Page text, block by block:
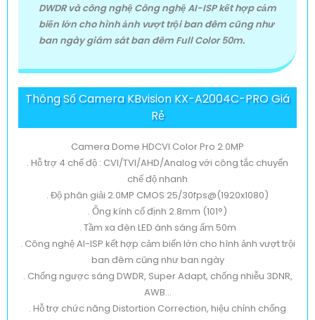
DWDR và công nghệ Công nghệ AI-ISP kết hợp cảm
biến lớn cho hình ảnh vượt trội ban đêm cũng như
ban ngày giám sát ban đêm Full Color 50m.
Thông Số Camera KBvision KX-A2004C-PRO Giá
Rẻ
Camera Dome HDCVI Color Pro 2.0MP
. Hỗ trợ 4 chế độ : CVI/TVI/AHD/Analog với công tắc chuyển
chế độ nhanh
. Độ phân giải 2.0MP CMOS 25/30fps@(1920x1080)
. Ống kính cố định 2.8mm (101°)
. Tầm xa đèn LED ánh sáng ấm 50m
. Công nghệ AI-ISP kết hợp cảm biến lớn cho hình ảnh vượt trội
ban đêm cũng như ban ngày
. Chống ngược sáng DWDR, Super Adapt, chống nhiễu 3DNR,
AWB...
. Hỗ trợ chức năng Distortion Correction, hiệu chỉnh chống